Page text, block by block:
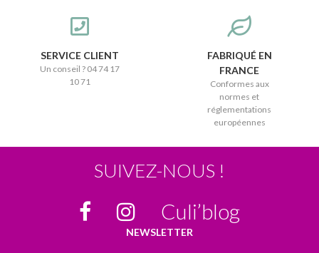
SERVICE CLIENT
Un conseil ? 04 74 17
10 71
FABRIQUÉ EN
FRANCE
Conformes aux
normes et
réglementations
européennes
SUIVEZ-NOUS !
Culi’blog
NEWSLETTER